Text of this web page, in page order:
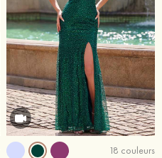
18 couleurs